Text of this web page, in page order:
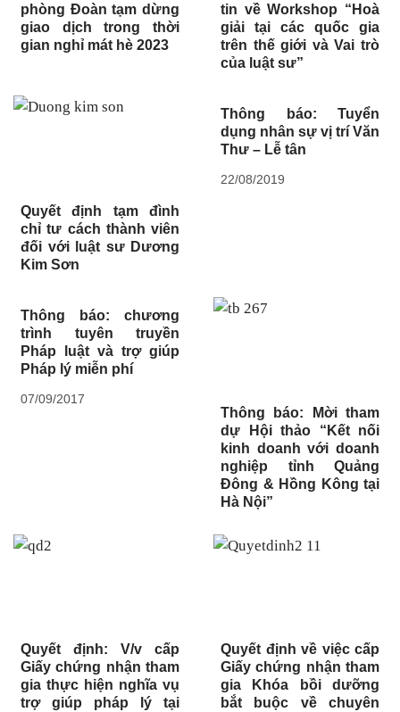
phòng Đoàn tạm dừng
giao dịch trong thời
gian nghỉ mát hè 2023
tin về Workshop “Hoà
giải tại các quốc gia
trên thế giới và Vai trò
của luật sư”
Quyết định tạm đình
chỉ tư cách thành viên
đối với luật sư Dương
Kim Sơn
Thông báo: Tuyển
dụng nhân sự vị trí Văn
Thư – Lễ tân
22/08/2019
Thông báo: chương
trình tuyên truyền
Pháp luật và trợ giúp
Pháp lý miễn phí
07/09/2017
Thông báo: Mời tham
dự Hội thảo “Kết nối
kinh doanh với doanh
nghiệp tỉnh Quảng
Đông & Hồng Kông tại
Hà Nội”
Quyết định: V/v cấp
Giấy chứng nhận tham
gia thực hiện nghĩa vụ
trợ giúp pháp lý tại
Quyết định về việc cấp
Giấy chứng nhận tham
gia Khóa bồi dưỡng
bắt buộc về chuyên